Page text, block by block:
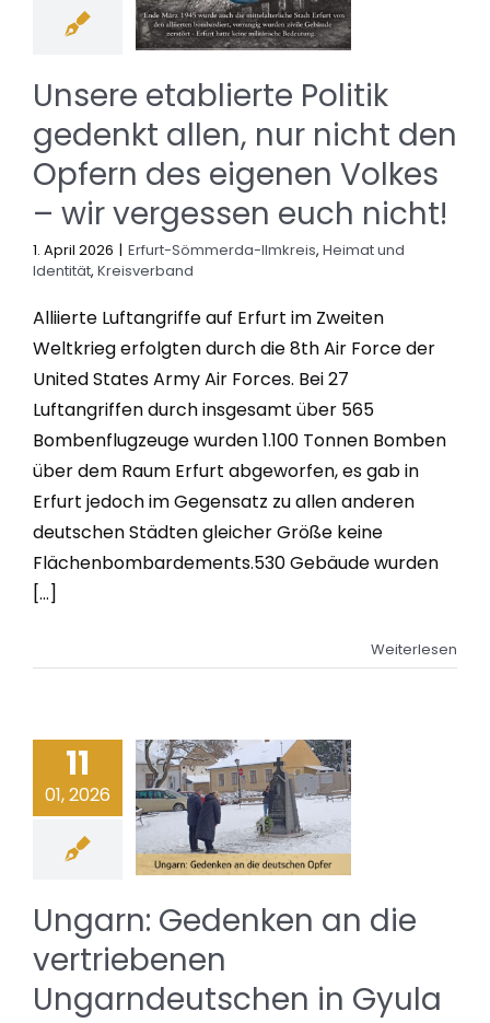
Unsere etablierte Politik
gedenkt allen, nur nicht den
Opfern des eigenen Volkes
– wir vergessen euch nicht!
1. April 2026 | Erfurt-Sömmerda-Ilmkreis, Heimat und
Identität, Kreisverband
Alliierte Luftangriffe auf Erfurt im Zweiten
Weltkrieg erfolgten durch die 8th Air Force der
United States Army Air Forces. Bei 27
Luftangriffen durch insgesamt über 565
Bombenflugzeuge wurden 1.100 Tonnen Bomben
über dem Raum Erfurt abgeworfen, es gab in
Erfurt jedoch im Gegensatz zu allen anderen
deutschen Städten gleicher Größe keine
Flächenbombardements.530 Gebäude wurden
[...]
Weiterlesen
11
01, 2026
Ungarn: Gedenken an die
vertriebenen
Ungarndeutschen in Gyula